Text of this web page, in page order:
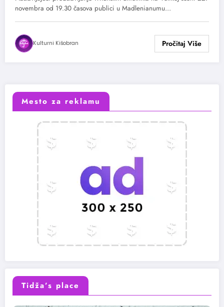
novembra od 19.30 časova publici u Madlenianumu…
Kulturni Kišobran
Mesto za reklamu
Tidža’s place